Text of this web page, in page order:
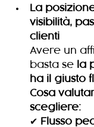
La
visibilità,
clienti
Avere un
basta se la
ha il giusto
Cosa
scegliere:
✔ Flusso